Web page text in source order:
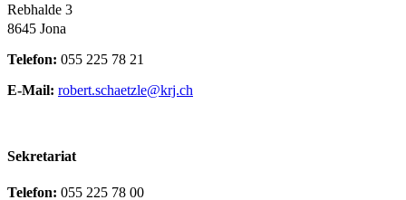
Rebhalde 3
8645 Jona
Telefon: 055 225 78 21
E-Mail: robert.schaetzle@krj.ch
Sekretariat
Telefon: 055 225 78 00